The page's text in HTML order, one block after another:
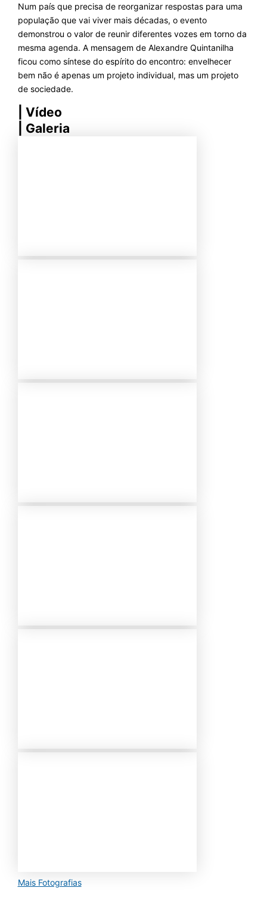
Num país que precisa de reorganizar respostas para uma
população que vai viver mais décadas, o evento
demonstrou o valor de reunir diferentes vozes em torno da
mesma agenda. A mensagem de Alexandre Quintanilha
ficou como síntese do espírito do encontro: envelhecer
bem não é apenas um projeto individual, mas um projeto
de sociedade.
| Vídeo
| Galeria
Mais Fotografias